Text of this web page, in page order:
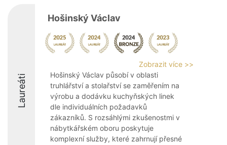
Laureáti
Hošinský Václav
Zobrazit více >>
Hošinský Václav působí v oblasti
truhlářství a stolařství se zaměřením na
výrobu a dodávku kuchyňských linek
dle individuálních požadavků
zákazníků. S rozsáhlými zkušenostmi v
nábytkářském oboru poskytuje
komplexní služby, které zahrnují přesné